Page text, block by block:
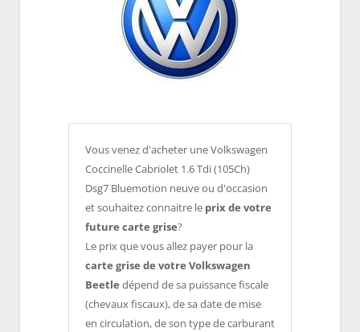
Vous venez d'acheter une Volkswagen
Coccinelle Cabriolet 1.6 Tdi (105Ch)
Dsg7 Bluemotion neuve ou d'occasion
et souhaitez connaitre le prix de votre
future carte grise?
Le prix que vous allez payer pour la
carte grise de votre Volkswagen
Beetle dépend de sa puissance fiscale
(chevaux fiscaux), de sa date de mise
en circulation, de son type de carburant